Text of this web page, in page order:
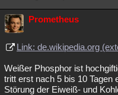
Prometheus
Link: de.wikipedia.org
Weißer Phosphor ist
tritt erst nach 5 bis 10 Tagen
Störung der Eiweiß- und